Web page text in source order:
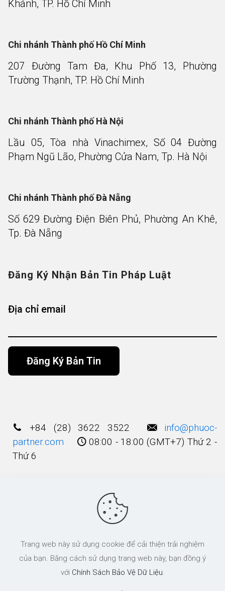
Khánh, TP. Hồ Chí Minh
Chi nhánh Thành phố Hồ Chí Minh
207 Đường Tam Đa, Khu Phố 13, Phường
Trường Thạnh, TP. Hồ Chí Minh
Chi nhánh Thành phố Hà Nội
Lầu 05, Tòa nhà Vinachimex, Số 04 Đường
Phạm Ngũ Lão, Phường Cửa Nam, Tp. Hà Nội
Chi nhánh Thành phố Đà Nẵng
Số 629 Đường Điện Biên Phủ, Phường An Khê,
Tp. Đà Nẵng
Đăng Ký Nhận Bản Tin Pháp Luật
Địa chỉ email
+84 (28) 3622 3522
info@phuoc-
partner.com
08:00 - 18:00 (GMT+7) Thứ 2 -
Thứ 6
© 2003 - 2025 Bản quyền thuộc về Công Ty
Luật TNHH Phước và Các cộng Sự
Trang web này sử dụng cookie để cải thiện trải nghiệm
của bạn. Bằng cách sử dụng trang web này, bạn đồng ý
với Chính Sách Bảo Vệ Dữ Liệu.